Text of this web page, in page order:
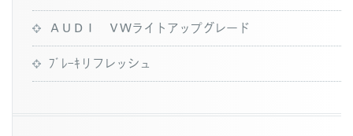
ＡＵＤＩ ＶＷライトアップグレード
ﾌﾞﾚｰｷリフレッシュ